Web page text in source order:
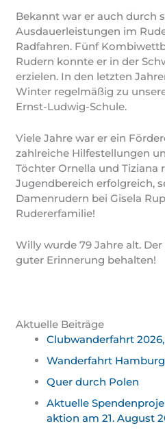
Bekannt war er auch durch
Ausdauerleistungen im
Radfahren. Fünf
Rudern konnte er in der
erzielen. In den letzten
Winter regelmäßig zu
Ernst-Ludwig-Schule.
Viele Jahre war er ein
zahlreiche Hilfestellungen
Töchter Ornella und Tiziana
Jugendbereich erfolgreich,
Damenrudern bei Gisela
Rudererfamilie!
Willy wurde 79 Jahre alt.
guter Erinnerung behalten!
Aktuelle Beiträge
Clubwanderfahrt
Wanderfahrt Hamburg
Quer durch Polen
Aktuelle
aktion am 21. August